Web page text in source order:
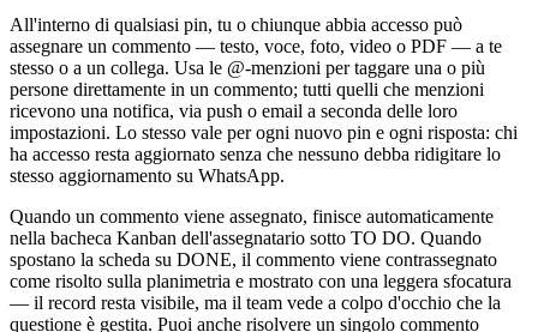
All'interno di qualsiasi pin, tu o chiunque abbia accesso può
assegnare un commento — testo, voce, foto, video o PDF — a te
stesso o a un collega. Usa le @-menzioni per taggare una o più
persone direttamente in un commento; tutti quelli che menzioni
ricevono una notifica, via push o email a seconda delle loro
impostazioni. Lo stesso vale per ogni nuovo pin e ogni risposta: chi
ha accesso resta aggiornato senza che nessuno debba ridigitare lo
stesso aggiornamento su WhatsApp.
Quando un commento viene assegnato, finisce automaticamente
nella bacheca Kanban dell'assegnatario sotto TO DO. Quando
spostano la scheda su DONE, il commento viene contrassegnato
come risolto sulla planimetria e mostrato con una leggera sfocatura
— il record resta visibile, ma il team vede a colpo d'occhio che la
questione è gestita. Puoi anche risolvere un singolo commento